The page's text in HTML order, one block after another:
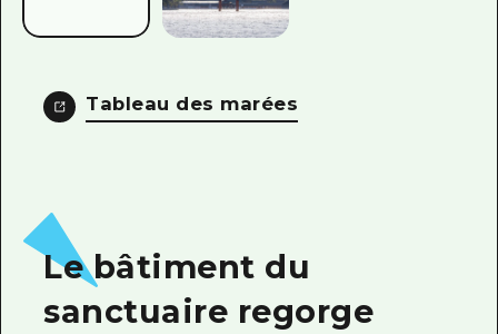
Tableau des marées
Le bâtiment du
sanctuaire regorge